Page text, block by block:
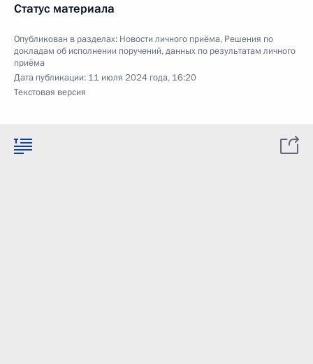
Статус материала
Опубликован в разделах: Новости личного приёма, Решения по
докладам об исполнении поручений, данных по результатам личного
приёма
Дата публикации: 11 июля 2024 года, 16:20
Текстовая версия